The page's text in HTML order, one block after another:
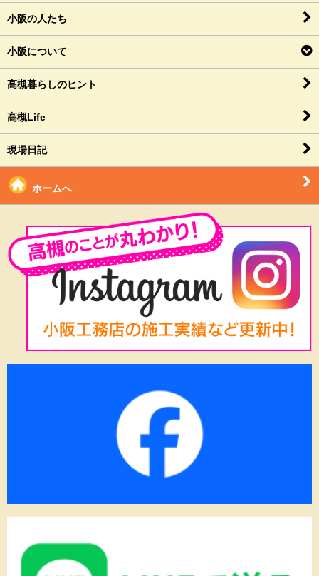
小阪の人たち
小阪について
高槻暮らしのヒント
高槻Life
現場日記
ホームへ